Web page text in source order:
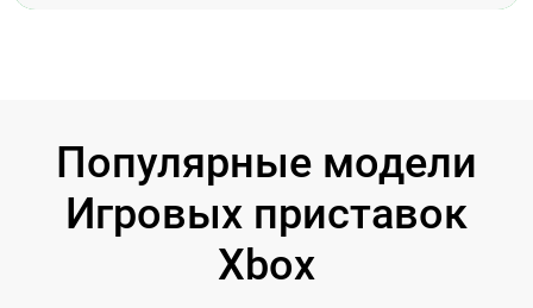
Популярные модели
Игровых приставок
Xbox